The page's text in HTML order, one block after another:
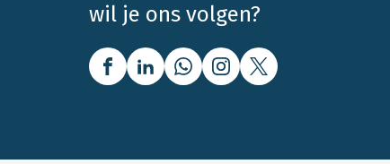
wil je ons volgen?